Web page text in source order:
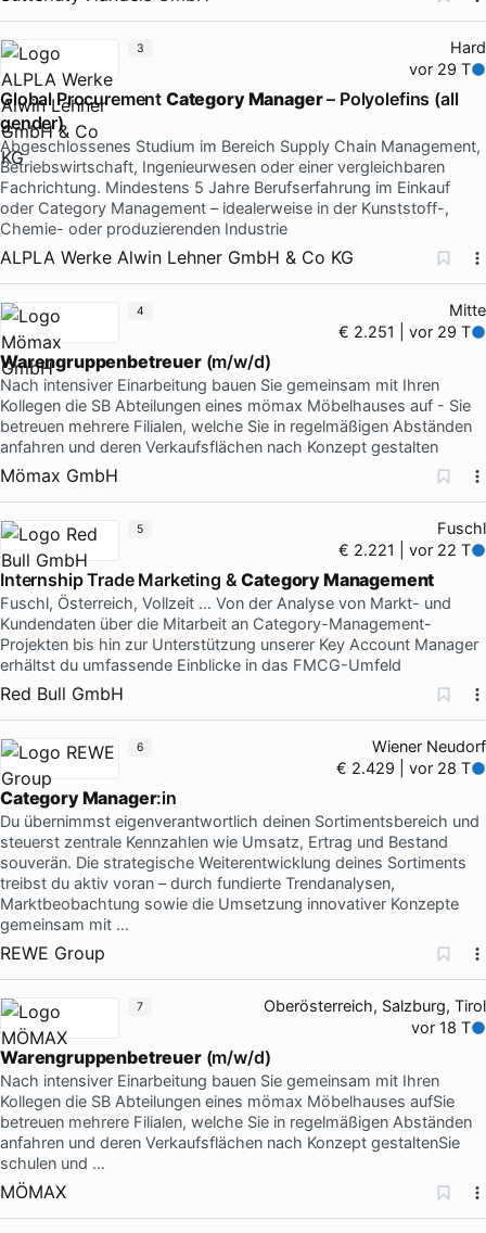
Hard
vor 29 T
Global Procurement Category Manager– Polyolefins (all
gender)
Abgeschlossenes Studium im Bereich Supply Chain Management,
Betriebswirtschaft, Ingenieurwesen oder einer vergleichbaren
Fachrichtung. Mindestens 5 Jahre Berufserfahrung im Einkauf
oder Category Management – idealerweise in der Kunststoff-,
Chemie- oder produzierenden Industrie
ALPLA Werke Alwin Lehner GmbH & Co KG
3
Mitte
€ 2.251 | vor 29 T
Warengruppenbetreuer(m/w/d)
Nach intensiver Einarbeitung bauen Sie gemeinsam mit Ihren
Kollegen die SB Abteilungen eines mömax Möbelhauses auf - Sie
betreuen mehrere Filialen, welche Sie in regelmäßigen Abständen
anfahren und deren Verkaufsflächen nach Konzept gestalten
Mömax GmbH
4
Fuschl
€ 2.221 | vor 22 T
Internship Trade Marketing &Category Management
Fuschl, Österreich, Vollzeit … Von der Analyse von Markt- und
Kundendaten über die Mitarbeit an Category-Management-
Projekten bis hin zur Unterstützung unserer Key Account Manager
erhältst du umfassende Einblicke in das FMCG-Umfeld
Red Bull GmbH
5
Wiener Neudorf
€ 2.429 | vor 28 T
Category Manager:in
Du übernimmst eigenverantwortlich deinen Sortimentsbereich und
steuerst zentrale Kennzahlen wie Umsatz, Ertrag und Bestand
souverän. Die strategische Weiterentwicklung deines Sortiments
treibst du aktiv voran – durch fundierte Trendanalysen,
Marktbeobachtung sowie die Umsetzung innovativer Konzepte
gemeinsam mit …
REWE Group
6
Oberösterreich, Salzburg, Tirol
vor 18 T
Warengruppenbetreuer(m/w/d)
Nach intensiver Einarbeitung bauen Sie gemeinsam mit Ihren
Kollegen die SB Abteilungen eines mömax Möbelhauses aufSie
betreuen mehrere Filialen, welche Sie in regelmäßigen Abständen
anfahren und deren Verkaufsflächen nach Konzept gestaltenSie
schulen und …
MÖMAX
7